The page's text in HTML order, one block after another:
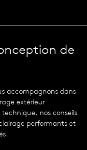
de
accompagnons dans
extérieur
nos conseils
performants et